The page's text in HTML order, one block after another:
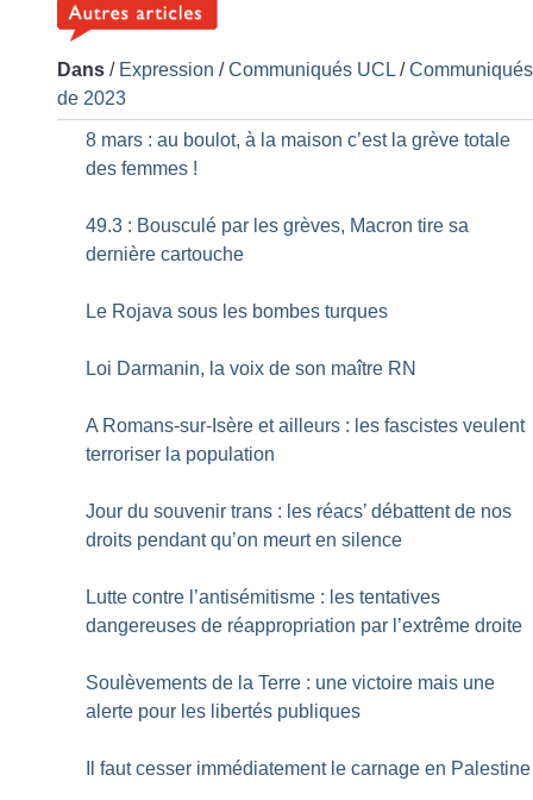
Dans / Expression /Communiqués UCL /Communiqués
de 2023
8 mars : au boulot, à la maison c’est la grève totale
des femmes !
49.3 : Bousculé par les grèves, Macron tire sa
dernière cartouche
Le Rojava sous les bombes turques
Loi Darmanin, la voix de son maître RN
A Romans-sur-Isère et ailleurs : les fascistes veulent
terroriser la population
Jour du souvenir trans : les réacs’ débattent de nos
droits pendant qu’on meurt en silence
Lutte contre l’antisémitisme : les tentatives
dangereuses de réappropriation par l’extrême droite
Soulèvements de la Terre : une victoire mais une
alerte pour les libertés publiques
Il faut cesser immédiatement le carnage en Palestine